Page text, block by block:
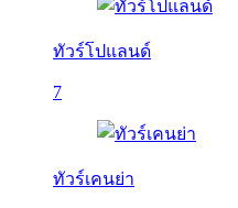
ทัวร์โปแลนด์
7
ทัวร์เคนย่า